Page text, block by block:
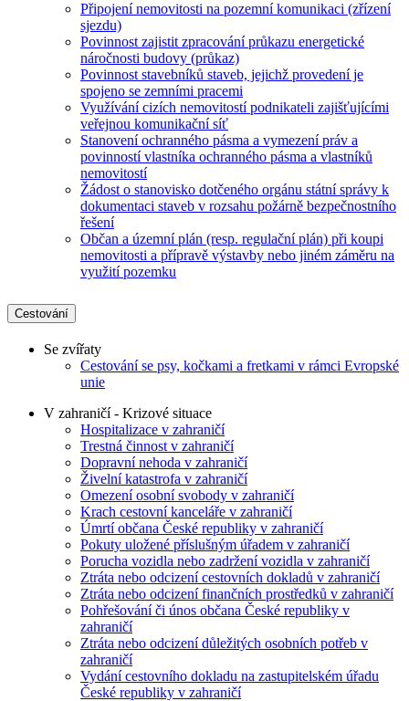
Připojení nemovitosti na pozemní komunikaci (zřízení
sjezdu)
Povinnost zajistit zpracování průkazu energetické
náročnosti budovy (průkaz)
Povinnost stavebníků staveb, jejichž provedení je
spojeno se zemními pracemi
Využívání cizích nemovitostí podnikateli zajišťujícími
veřejnou komunikační síť
Stanovení ochranného pásma a vymezení práv a
povinností vlastníka ochranného pásma a vlastníků
nemovitostí
Žádost o stanovisko dotčeného orgánu státní správy k
dokumentaci staveb v rozsahu požárně bezpečnostního
řešení
Občan a územní plán (resp. regulační plán) při koupi
nemovitosti a přípravě výstavby nebo jiném záměru na
využití pozemku
Cestování
Se zvířaty
Cestování se psy, kočkami a fretkami v rámci Evropské
unie
V zahraničí - Krizové situace
Hospitalizace v zahraničí
Trestná činnost v zahraničí
Dopravní nehoda v zahraničí
Živelní katastrofa v zahraničí
Omezení osobní svobody v zahraničí
Krach cestovní kanceláře v zahraničí
Úmrtí občana České republiky v zahraničí
Pokuty uložené příslušným úřadem v zahraničí
Porucha vozidla nebo zadržení vozidla v zahraničí
Ztráta nebo odcizení cestovních dokladů v zahraničí
Ztráta nebo odcizení finančních prostředků v zahraničí
Pohřešování či únos občana České republiky v
zahraničí
Ztráta nebo odcizení důležitých osobních potřeb v
zahraničí
Vydání cestovního dokladu na zastupitelském úřadu
České republiky v zahraničí